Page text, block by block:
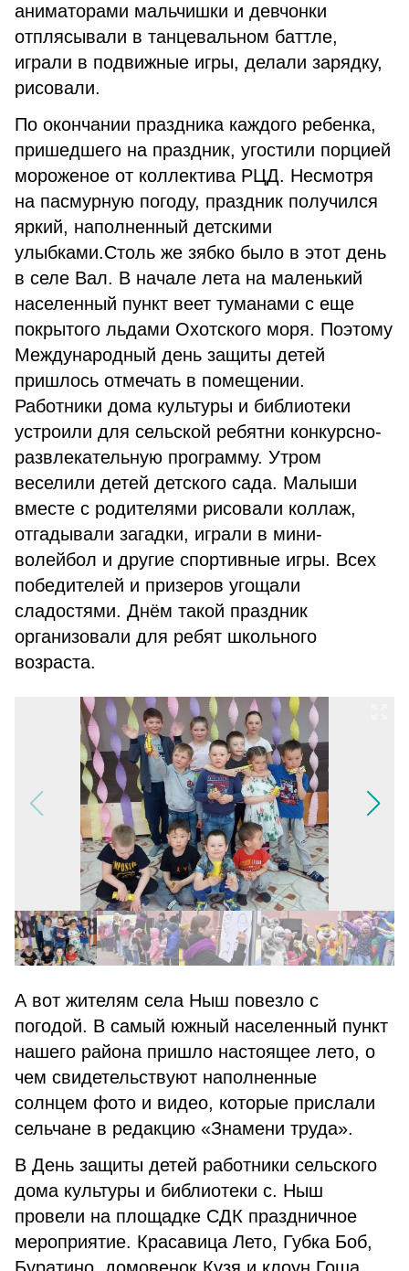
аниматорами мальчишки и девчонки
отплясывали в танцевальном баттле,
играли в подвижные игры, делали зарядку,
рисовали.
По окончании праздника каждого ребенка,
пришедшего на праздник, угостили порцией
мороженое от коллектива РЦД. Несмотря
на пасмурную погоду, праздник получился
яркий, наполненный детскими
улыбками.Столь же зябко было в этот день
в селе Вал. В начале лета на маленький
населенный пункт веет туманами с еще
покрытого льдами Охотского моря. Поэтому
Международный день защиты детей
пришлось отмечать в помещении.
Работники дома культуры и библиотеки
устроили для сельской ребятни конкурсно-
развлекательную программу. Утром
веселили детей детского сада. Малыши
вместе с родителями рисовали коллаж,
отгадывали загадки, играли в мини-
волейбол и другие спортивные игры. Всех
победителей и призеров угощали
сладостями. Днём такой праздник
организовали для ребят школьного
возраста.
А вот жителям села Ныш повезло с
погодой. В самый южный населенный пункт
нашего района пришло настоящее лето, о
чем свидетельствуют наполненные
солнцем фото и видео, которые прислали
сельчане в редакцию «Знамени труда».
В День защиты детей работники сельского
дома культуры и библиотеки с. Ныш
провели на площадке СДК праздничное
мероприятие. Красавица Лето, Губка Боб,